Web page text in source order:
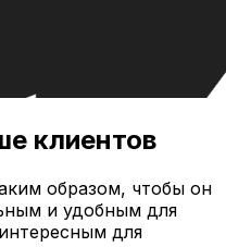
клиентов
образом, чтобы он
и удобным для
для